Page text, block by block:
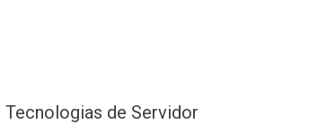
Tecnologias de Servidor